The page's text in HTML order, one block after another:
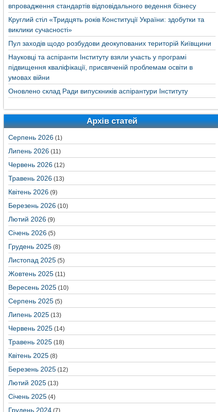
впровадження стандартів відповідального ведення бізнесу
Круглий стіл «Тридцять років Конституції України: здобутки та
виклики сучасності»
Пул заходів щодо розбудови деокупованих територій Київщини
Науковці та аспіранти Інституту взяли участь у програмі
підвищення кваліфікації, присвяченій проблемам освіти в
умовах війни
Оновлено склад Ради випускників аспірантури Інституту
Архів статей
Серпень 2026 (1)
Липень 2026 (11)
Червень 2026 (12)
Травень 2026 (13)
Квітень 2026 (9)
Березень 2026 (10)
Лютий 2026 (9)
Січень 2026 (5)
Грудень 2025 (8)
Листопад 2025 (5)
Жовтень 2025 (11)
Вересень 2025 (10)
Серпень 2025 (5)
Липень 2025 (13)
Червень 2025 (14)
Травень 2025 (18)
Квітень 2025 (8)
Березень 2025 (12)
Лютий 2025 (13)
Січень 2025 (4)
Грудень 2024 (7)